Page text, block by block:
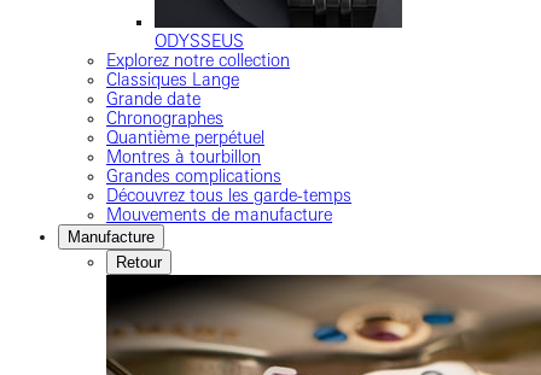
ODYSSEUS
Explorez notre collection
Classiques Lange
Grande date
Chronographes
Quantième perpétuel
Montres à tourbillon
Grandes complications
Découvrez tous les garde-temps
Mouvements de manufacture
Manufacture
Retour